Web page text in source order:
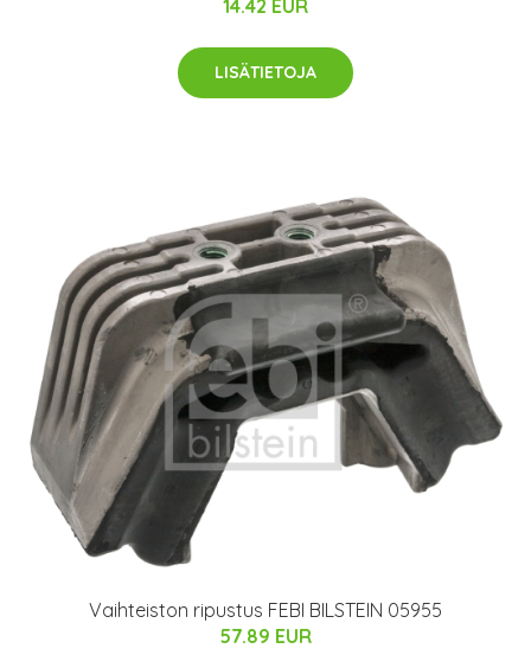
14.42 EUR
LISÄTIETOJA
Vaihteiston ripustus FEBI BILSTEIN 05955
57.89 EUR